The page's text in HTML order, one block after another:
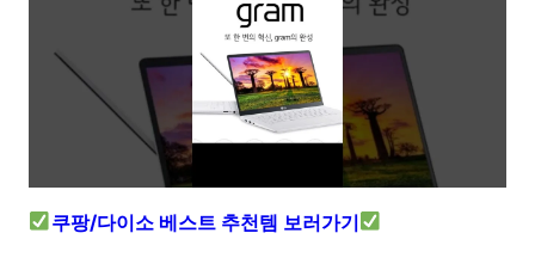
쿠팡/다이소 베스트 추천템 보러가기